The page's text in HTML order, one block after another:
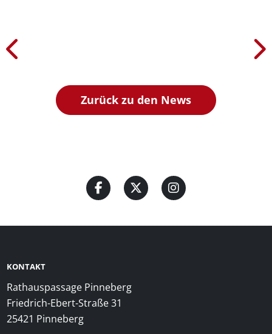
Zurück zu den News
KONTAKT
Rathauspassage Pinneberg
Friedrich-Ebert-Straße 31
25421 Pinneberg